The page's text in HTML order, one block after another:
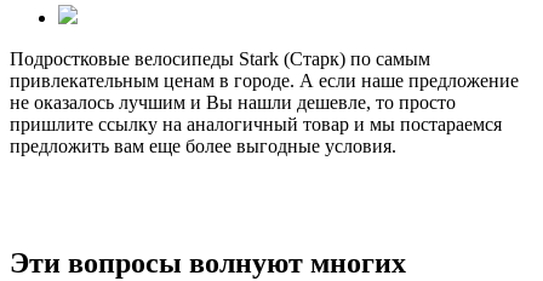
Подростковые велосипеды Stark (Старк) по самым
привлекательным ценам в городе. А если наше предложение
не оказалось лучшим и Вы нашли дешевле, то просто
пришлите ссылку на аналогичный товар и мы постараемся
предложить вам еще более выгодные условия.
Эти вопросы волнуют многих